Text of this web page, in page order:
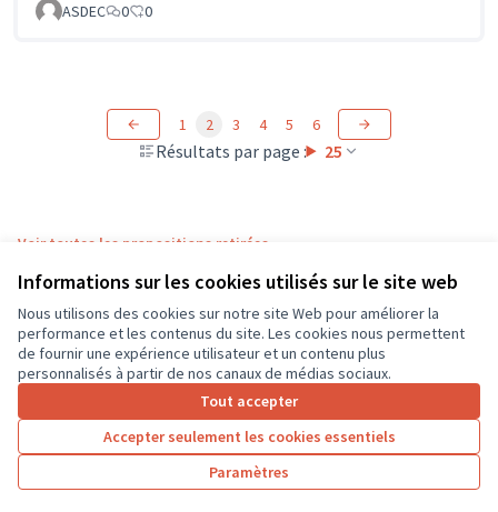
Informations sur les cookies utilisés sur le site web
Nous utilisons des cookies sur notre site Web pour améliorer la
performance et les contenus du site. Les cookies nous permettent
de fournir une expérience utilisateur et un contenu plus
personnalisés à partir de nos canaux de médias sociaux.
Tout accepter
Accepter seulement les cookies essentiels
Paramètres
ASDEC
0 0
Résultats par page : 25
1 2 3 4 5 6
Voir toutes les propositions retirées
Conditions d'utilisation
Paramètres des cookies
CD37 sur X
(Lien externe)
CD37 sur Facebook
CD37 sur Instagram
CD37 sur YouTube
(Lien externe)
Site réalisé grâce aulogiciel libre Decidim .
Licence
(Lien